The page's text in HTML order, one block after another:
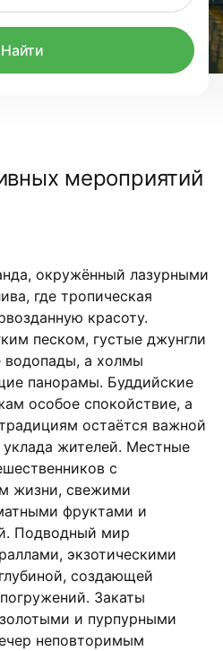
Найти
мероприятий
окружённый лазурными
где тропическая
красоту.
песком, густые джунгли
а холмы
панорамы. Буддийские
особое спокойствие, а
остаётся важной
уклада жителей. Местные
с
жизни, свежими
фруктами и
Подводный мир
экзотическими
создающей
Закаты
и пурпурными
неповторимым